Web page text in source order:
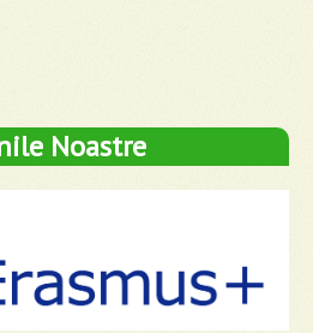
Noastre